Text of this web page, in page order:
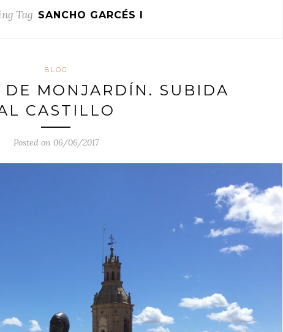
Tag SANCHO GARCÉS I
BLOG
DE MONJARDÍN. SUBIDA
CASTILLO
Posted on 06/06/2017